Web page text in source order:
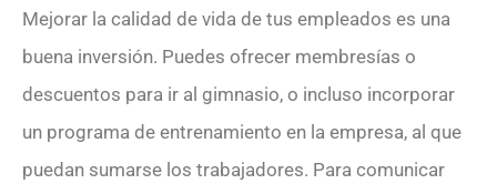
Mejorar la calidad de vida de tus empleados es una
buena inversión. Puedes ofrecer membresías o
descuentos para ir al gimnasio, o incluso incorporar
un programa de entrenamiento en la empresa, al que
puedan sumarse los trabajadores. Para comunicar